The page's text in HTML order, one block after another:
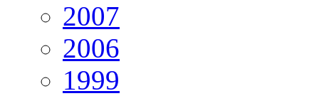
2007
2006
1999